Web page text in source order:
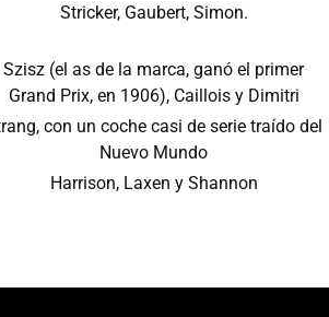
Stricker, Gaubert, Simon.
Szisz (el as de la marca, ganó el primer
Grand Prix, en 1906), Caillois y Dimitri
con un coche casi de serie traído del
Nuevo Mundo
Harrison, Laxen y Shannon